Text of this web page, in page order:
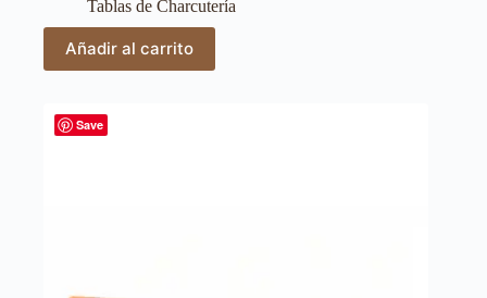
Tablas de Charcutería
Añadir al carrito
Save